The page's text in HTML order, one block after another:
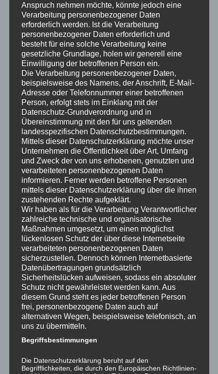
Eifrige Leser meiner Blogbeiträge wissen es schon – ich weise
immer mal wieder drauf hin, wie wichtig es ist, darauf zu
achten das die eigenen „Vierwände“ eine gesunde
„Wohlfühlimmobilie“ bleiben. Wichtig ist es mir deshalb, da,
entgegen der „landläufigen Meinung“, es keine
„schimmelspezifische“ Jahreszeit gibt. Es sind ja immer mehrere
Faktoren, die für die Schadensentstehung verantwortlich sind.
Eindeutiger Beweis dafür – ich bin von Januar bis Dezember
unterwegs, um Bauwerksschäden zu analysieren und zu
beheben. Das, je nach klimatischer Situation, ein akuter
Feuchteschaden durchaus schneller trocknet und die
Sanierungsarbeiten dadurch unterstützt werden können, das ist
unbestritten. In diesen Beiträgen möchte ich Sie vielmehr
dahingehen „sensibilisieren“ das Ihnen mögliche zu tun, die
Wohnung oder das Haus wohngesund zu erhalten – richtiges
Lüften und Heizen sind Dinge die unter anderem dazu
beitragen. Zur Seite stehe ich Ihnen vor Ort, wann immer Sie
mich brauchen. Ob Sie Schimmelflecken oder eine nasse Wand
entdeckt haben, ein akuter Schaden bspw. aufgrund einer
Extremwetterlage entstanden ist oder Sie ganz schlicht die
Qualität Ihrer eigenen oder künftigen Immobilie bewerten
möchten. All das ist Teil unseres ganzheitlichen Angebots. Sie
wissen immer, was, warum und womit wir die erforderlichen
Arbeiten durchführen. Und – das ist elemtar wichtig – Sie
wissen bereits im Vorfeld was es kostet und wann die Arbeiten
fertiggestellt sind. Nur so entsteht finanzielle und zeitliche
Planungssicherheit. Geben Sie sich also nicht mit weniger
zufrieden – Ihre Gesundheit und Ihre Immobilie sind es wert!
Garantiert!
In diesem Sinne, herzliche Grüße aus Daun
Anspruch nehmen möchte, könnte jedoch eine
Verarbeitung personenbezogener Daten
erforderlich werden. Ist die Verarbeitung
personenbezogener Daten erforderlich und
besteht für eine solche Verarbeitung keine
gesetzliche Grundlage, holen wir generell eine
Einwilligung der betroffenen Person ein.
Die Verarbeitung personenbezogener Daten,
beispielsweise des Namens, der Anschrift, E-Mail-
Adresse oder Telefonnummer einer betroffenen
Person, erfolgt stets im Einklang mit der
Datenschutz-Grundverordnung und in
Übereinstimmung mit den für uns geltenden
landesspezifischen Datenschutzbestimmungen.
Mittels dieser Datenschutzerklärung möchte unser
Unternehmen die Öffentlichkeit über Art, Umfang
und Zweck der von uns erhobenen, genutzten und
verarbeiteten personenbezogenen Daten
informieren. Ferner werden betroffene Personen
mittels dieser Datenschutzerklärung über die ihnen
zustehenden Rechte aufgeklärt.
Wir haben als für die Verarbeitung Verantwortlicher
zahlreiche technische und organisatorische
Maßnahmen umgesetzt, um einen möglichst
lückenlosen Schutz der über diese Internetseite
verarbeiteten personenbezogenen Daten
sicherzustellen. Dennoch können Internetbasierte
Datenübertragungen grundsätzlich
Sicherheitslücken aufweisen, sodass ein absoluter
Schutz nicht gewährleistet werden kann. Aus
diesem Grund steht es jeder betroffenen Person
frei, personenbezogene Daten auch auf
alternativen Wegen, beispielsweise telefonisch, an
uns zu übermitteln.
Begriffsbestimmungen
Die Datenschutzerklärung beruht auf den
Begrifflichkeiten, die durch den Europäischen Richtlinien-